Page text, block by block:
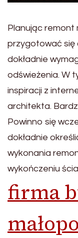
Planując remont
przygotować się
dokładnie
odświeżenia. W
inspiracji z
architekta.
Powinno się
dokładnie
wykonania
wykończeniu
firma